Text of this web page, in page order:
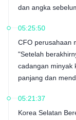
dan angka
05:25:50
CFO perusahaan
"Setelah
cadangan minyak
panjang dan
pemerintah untuk
minyak."
05:21:37
Korea Selatan